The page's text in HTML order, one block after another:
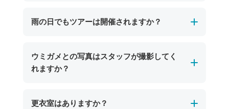
初心者の方でも安心してご参加いただけます。
自然の生き物のため必ず会えるとは限りませ
ご了承ください。
ただし、ツアーで訪れるのはサンゴ礁が美しい
も色鮮やかなサンゴや多彩な熱帯魚との出会い
雨の日でもツアーは開催されますか？
シトシト雨の場合は催行します。海洋状況にう
よっては、直前のツアーキャンセルやプログラ
ウミガメとの写真はスタッフが撮影してく
れますか？
ツアー中はスタッフが水中でウミガメとの写真
更衣室はありますか？